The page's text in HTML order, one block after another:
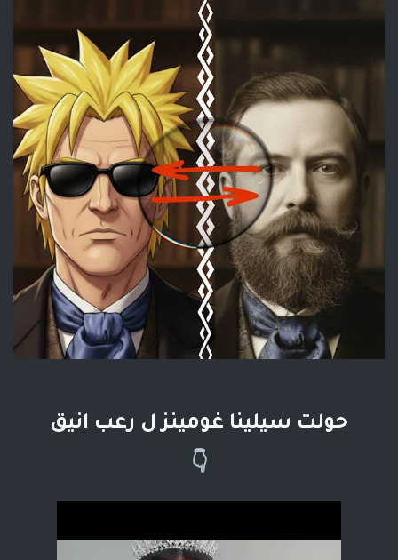
حولت سيلينا غومينز ل رعب انيق
👇